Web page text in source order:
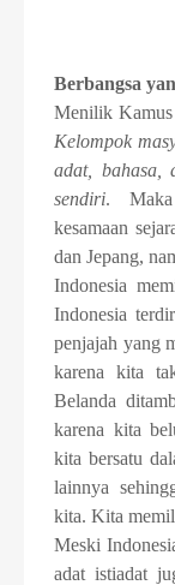
Berbangsa
Menilik Kamus
Kelompok
adat, bahasa,
sendiri.
kesamaan
dan Jepang,
Indonesia
Indonesia
penjajah yang
karena kita
Belanda
karena kita
kita bersatu
lainnya
kita. Kita
Meski
adat istiadat